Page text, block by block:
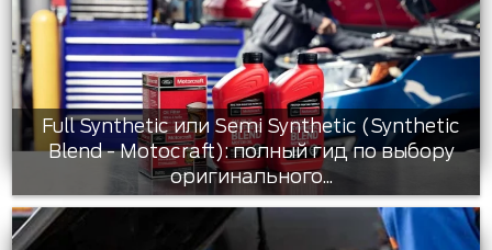
Full Synthetic или Semi Synthetic (Synthetic
Blend - Motocraft): полный гид по выбору
оригинального...